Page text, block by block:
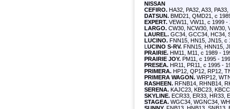
NISSAN
CEFIRO. HA32, PA32, A33,
DATSUN. BMD21, QMD21, с
EXPERT. VEW11, VW11, с 1999
LARGO. CW30, NCW30, NW30,
LAUREL. GC34, GCC34, HC34,
LUCINO. FNN15, HN15, JN15, с
L UCINO S-RV. FNN15, HNN15,
PRAIRIE. HM11, M11, с 1989 -
PRAIRIE JOY. PM11, с 1995 -
PRESEA. HR11, PR11, с 1995 -
PRIMERA. HP12, QP12, RP12,
PRIMERA WAGON. WRP12,
RASHEEN. RFNB14, RHNB14,
SERENA. KAJC23, KBC23,
SKYLINE. ECR33, ER33, HR33,
STAGEA. WGC34, WGNC34,